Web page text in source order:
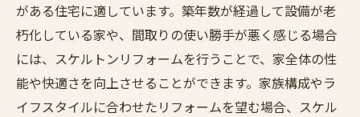
がある住宅に適しています。築年数が経過して設備が老
朽化している家や、間取りの使い勝手が悪く感じる場合
には、スケルトンリフォームを行うことで、家全体の性
能や快適さを向上させることができます。家族構成やラ
イフスタイルに合わせたリフォームを望む場合、スケル